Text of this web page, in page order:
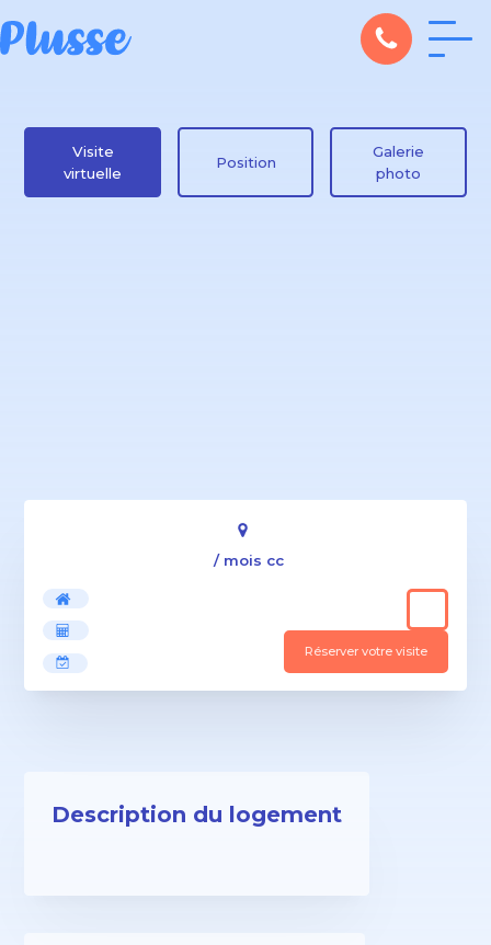
Visite
virtuelle
Position
Galerie
photo
/ mois cc
Réserver votre visite
Description du logement